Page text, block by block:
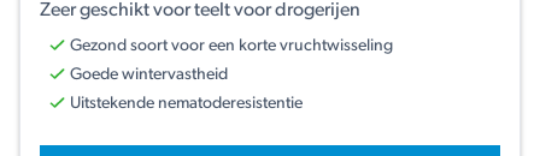
Zeer geschikt voor teelt voor drogerijen
Gezond soort voor een korte vruchtwisseling
Goede wintervastheid
Uitstekende nematoderesistentie